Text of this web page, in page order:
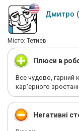
Дмитро
Мiсто: Тетиев
Плюси в
Все чудово, гарний
кар'єрного
Негативні